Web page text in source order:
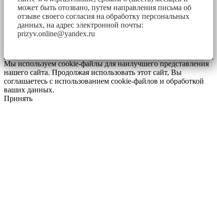
может быть отозвано, путем направления письма об
отзыве своего согласия на обработку персональных
данных, на адрес электронной почты:
prizyv.online@yandex.ru
Мы используем cookie-файлы для наилучшего представления
нашего сайта. Продолжая использовать этот сайт, Вы
соглашаетесь с использованием cookie-файлов и обработкой
ваших данных.
Принять